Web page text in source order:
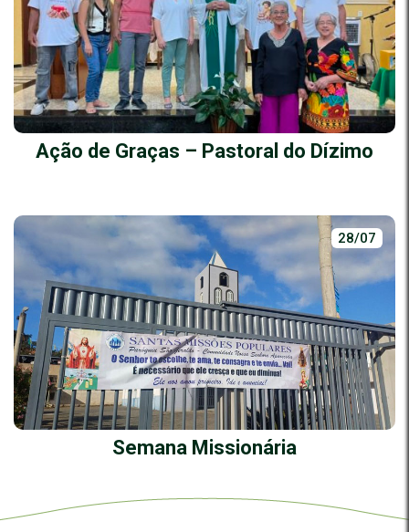
Ação de Graças – Pastoral do Dízimo
28/07
Semana Missionária